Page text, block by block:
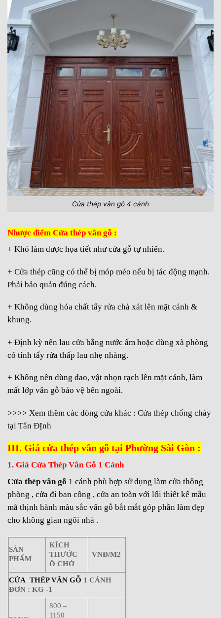
Cửa thép vân gỗ 4 cánh
Nhược điểm Cửa thép vân gỗ :
+ Khó làm được họa tiết như cửa gỗ tự nhiên.
+ Cửa thép cũng có thể bị móp méo nếu bị tác động mạnh.
Phải bảo quản đúng cách.
+ Không dùng hóa chất tẩy rửa chà xát lên mặt cánh &
khung.
+ Định kỳ nên lau cửa bằng nước ấm hoặc dùng xà phòng
có tính tẩy rửa thấp lau nhẹ nhàng.
+ Không nên dùng dao, vật nhọn rạch lên mặt cánh, làm
mất lớp vân gỗ bảo vệ bên ngoài.
>>>> Xem thêm các dòng cửa khác : Cửa thép chống cháy
tại Tân ĐỊnh
III. Giá cửa thép vân gỗ tại Phường Sài Gòn :
1. Giá Cửa Thép Vân Gỗ 1 Cánh
Cửa thép vân gỗ 1 cánh phù hợp sử dụng làm cửa thông
phòng , cửa đi ban công , cửa an toàn với lối thiết kế mẫu
mã thịnh hành màu sắc vân gỗ bắt mắt góp phần làm đẹp
cho không gian ngôi nhà .
SẢN
PHẨM
KÍCH
THƯỚC
Ô CHỜ
VNĐ/M2
CỬA THÉP VÂN GỖ 1 CÁNH
ĐƠN : KG -1
800 –
1150